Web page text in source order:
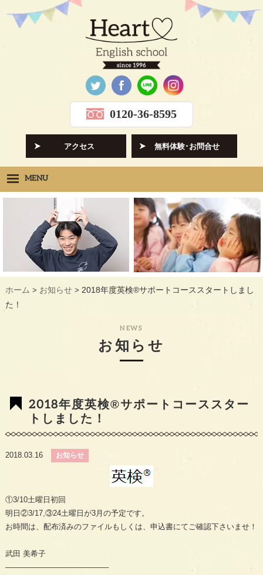
0120-36-8595
アクセス 無料体験･お問合せ
MENU
Heartの想い HOPE
クラス紹介 CLASS
先生紹介 INSTRUCTORS
ギャラリー GALLERY
教室概要
ホーム > お知らせ> 2018年度英検®サポートコーススタートしまし
た！
NEWS
お知らせ
2018年度英検®サポートコーススター
トしました！
2018.03.16 お知らせ
①3/10土曜日初回
明日②3/17,③24土曜日が3月の予定です。
お時間は、配布済みのファイルもしくは、申込書にてご確認下さいませ！
武田 美希子
—————————————–